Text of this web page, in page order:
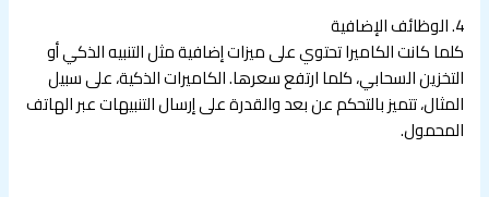
4. الوظائف الإضافية
كلما كانت الكاميرا تحتوي على ميزات إضافية مثل التنبيه الذكي أو
التخزين السحابي، كلما ارتفع سعرها. الكاميرات الذكية، على سبيل
المثال، تتميز بالتحكم عن بعد والقدرة على إرسال التنبيهات عبر الهاتف
المحمول.